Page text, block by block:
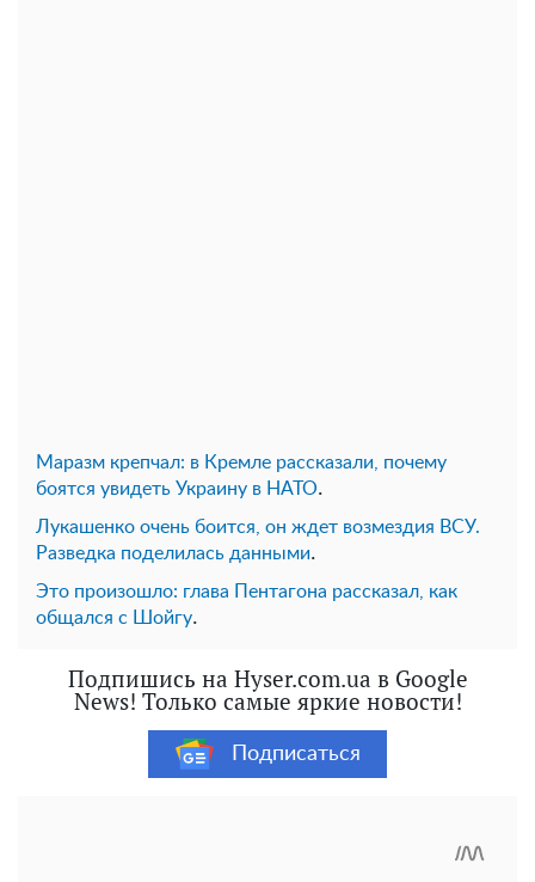
Маразм крепчал: в Кремле рассказали, почему
боятся увидеть Украину в НАТО.
Лукашенко очень боится, он ждет возмездия ВСУ.
Разведка поделилась данными.
Это произошло: глава Пентагона рассказал, как
общался с Шойгу.
Подпишись на Hyser.com.ua в Google
News! Только самые яркие новости!
Подписаться